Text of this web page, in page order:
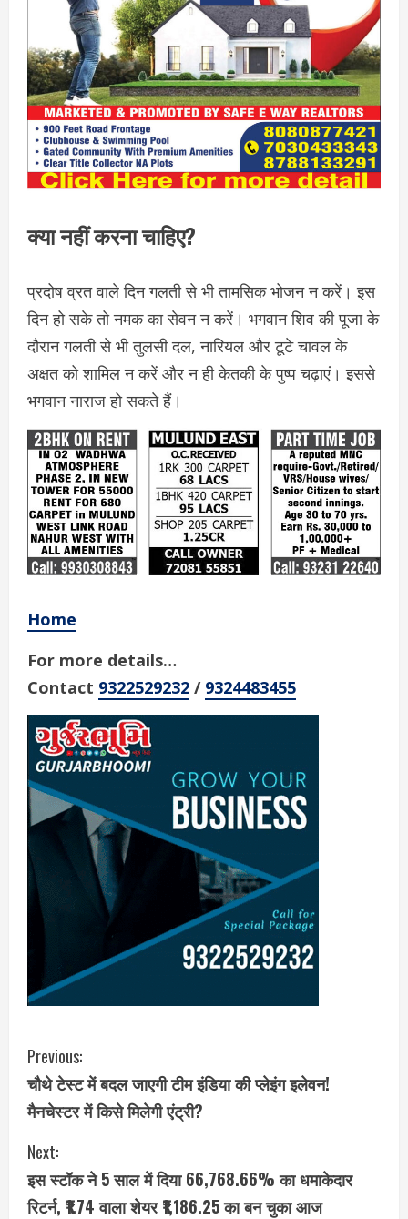
क्या नहीं करना चाहिए?
प्रदोष व्रत वाले दिन गलती से भी तामसिक भोजन न करें। इस
दिन हो सके तो नमक का सेवन न करें। भगवान शिव की पूजा के
दौरान गलती से भी तुलसी दल, नारियल और टूटे चावल के
अक्षत को शामिल न करें और न ही केतकी के पुष्प चढ़ाएं। इससे
भगवान नाराज हो सकते हैं।
Home
For more details…
Contact 9322529232 / 9324483455
C
o
n
t
Previous:
चौथे टेस्ट में बदल जाएगी टीम इंडिया की प्लेइंग इलेवन!
मैनचेस्टर में किसे मिलेगी एंट्री?
Next:
इस स्टॉक ने 5 साल में दिया 66,768.66% का धमाकेदार
रिटर्न, ₹1.74 वाला शेयर ₹1,186.25 का बन चुका आज